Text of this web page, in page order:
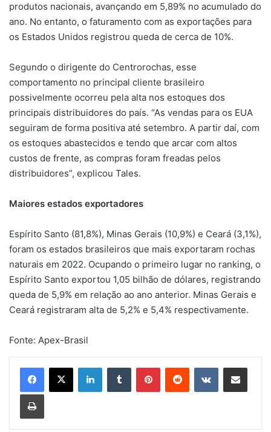
produtos nacionais, avançando em 5,89% no acumulado do
ano. No entanto, o faturamento com as exportações para
os Estados Unidos registrou queda de cerca de 10%.
Segundo o dirigente do Centrorochas, esse
comportamento no principal cliente brasileiro
possivelmente ocorreu pela alta nos estoques dos
principais distribuidores do país. “As vendas para os EUA
seguiram de forma positiva até setembro. A partir daí, com
os estoques abastecidos e tendo que arcar com altos
custos de frente, as compras foram freadas pelos
distribuidores”, explicou Tales.
Maiores estados exportadores
Espírito Santo (81,8%), Minas Gerais (10,9%) e Ceará (3,1%),
foram os estados brasileiros que mais exportaram rochas
naturais em 2022. Ocupando o primeiro lugar no ranking, o
Espírito Santo exportou 1,05 bilhão de dólares, registrando
queda de 5,9% em relação ao ano anterior. Minas Gerais e
Ceará registraram alta de 5,2% e 5,4% respectivamente.
Fonte: Apex-Brasil
LinkedinTumblr PinterestReddit VK Compartilhar via e-mail
Imprimir